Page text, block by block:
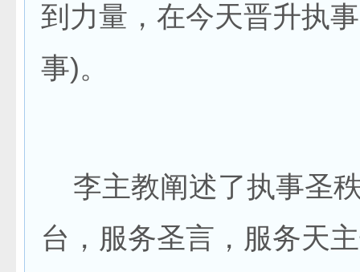
到力量，在今天晋升执
事)。
李主教阐述了执事圣
台，服务圣言，服务天